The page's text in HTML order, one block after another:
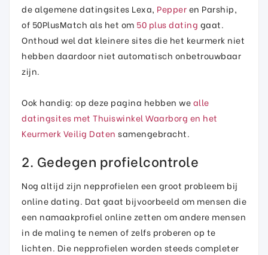
de algemene datingsites Lexa, Pepperen Parship,
of 50PlusMatch als het om 50 plus dating gaat.
Onthoud wel dat kleinere sites die het keurmerk niet
hebben daardoor niet automatisch onbetrouwbaar
zijn.
Ook handig: op deze pagina hebben wealle
datingsites met Thuiswinkel Waarborg en het
Keurmerk Veilig Daten samengebracht.
2. Gedegen profielcontrole
Nog altijd zijn nepprofielen een groot probleem bij
online dating. Dat gaat bijvoorbeeld om mensen die
een namaakprofiel online zetten om andere mensen
in de maling te nemen of zelfs proberen op te
lichten. Die nepprofielen worden steeds completer